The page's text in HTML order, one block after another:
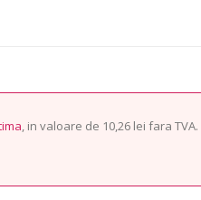
, in valoare de 10,26 lei fara TVA.